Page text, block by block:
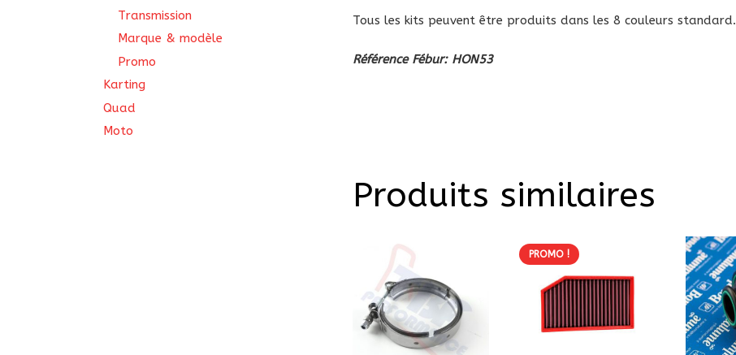
Tous les kits peuvent être produits dans les 8 couleurs standard.
Référence Fébur: HON53
Produits similaires
PROMO !
Transmission
Marque & modèle
Promo
Karting
Quad
Moto